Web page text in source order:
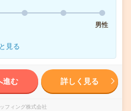
男性
見る
進む 詳しく見る
フィング株式会社